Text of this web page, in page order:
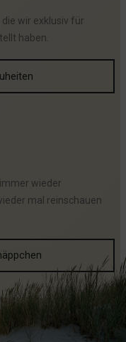
wir exklusiv für
haben.
wieder
mal reinschauen